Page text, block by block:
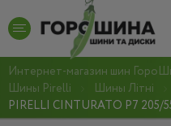
Интернет-магазин шин
Шины Pirelli
Шины Літні
PIRELLI CINTURATO P7 205/